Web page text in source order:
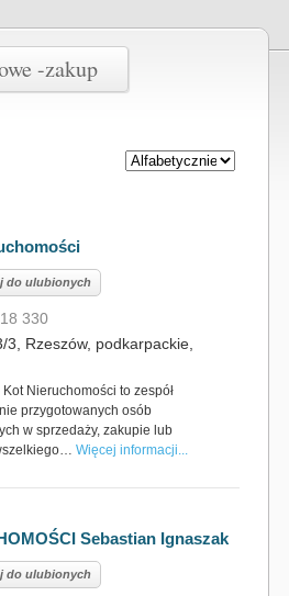
-zakup
do ulubionych
330
3, Rzeszów, podkarpackie,
Kot Nieruchomości to zespół
przygotowanych osób
w sprzedaży, zakupie lub
Więcej informacji...
Sebastian Ignaszak
do ulubionych